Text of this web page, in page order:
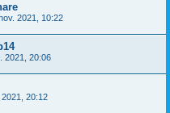
2021, 10:22
2021, 20:06
20:12